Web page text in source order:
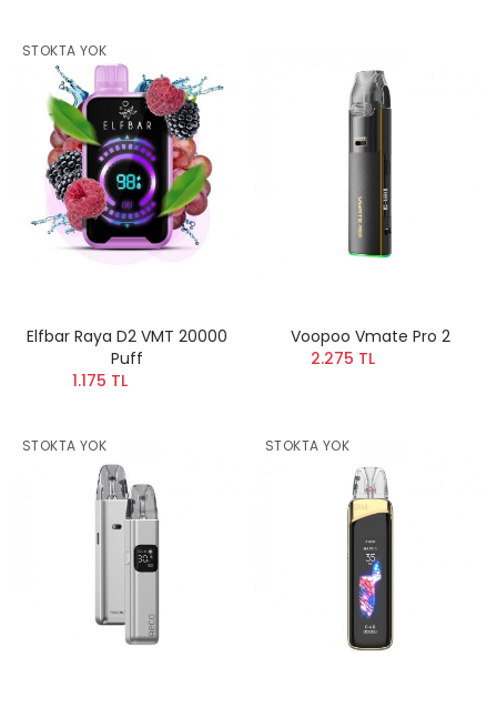
STOKTA YOK
Elfbar Raya D2 VMT 20000
Puff
1.175 TL
Voopoo Vmate Pro 2
2.275 TL
STOKTA YOK STOKTA YOK